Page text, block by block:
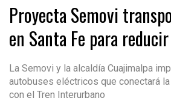
Proyecta Semovi
en Santa Fe para
La Semovi y la alcaldía Cuajimalpa
autobuses eléctricos que conectará
con el Tren Interurbano